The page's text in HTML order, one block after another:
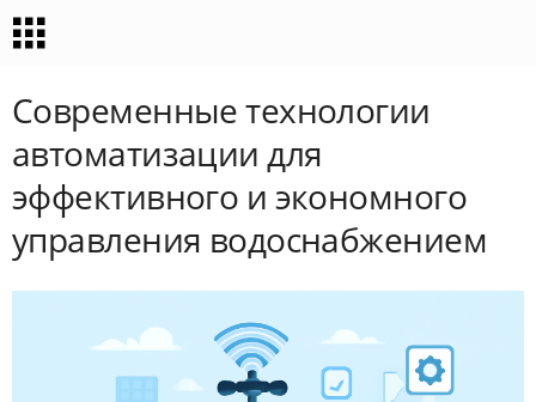
Современные технологии
автоматизации для
эффективного и экономного
управления водоснабжением